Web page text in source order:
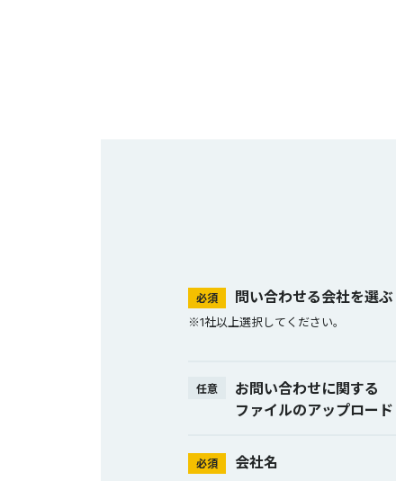
必須 問い合わせる会社を選ぶ
※1社以上選択してください。
任意
お問い合わせに関する
ファイルのアップロード
必須 会社名